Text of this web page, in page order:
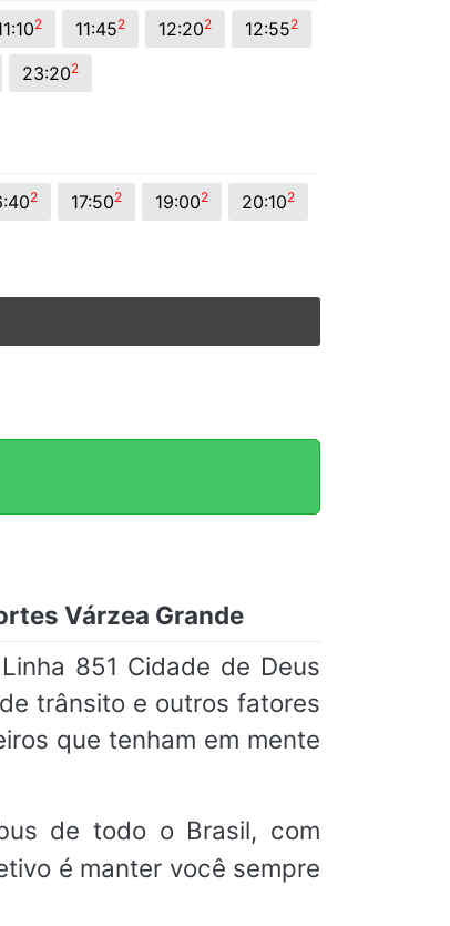
2 11:452 12:202 12:552
23:202
2 17:502 19:002 20:102
Várzea Grande
851 Cidade de Deus
trânsito e outros fatores
que tenham em mente
de todo o Brasil, com
é manter você sempre